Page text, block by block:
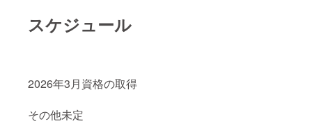
スケジュール
2026年3月資格の取得
その他未定